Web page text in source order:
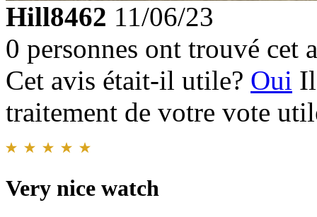
Hill8462 11/06/23
0 personnes ont trouvé cet
Cet avis était-il utile? Oui
traitement de votre vote
Very nice watch